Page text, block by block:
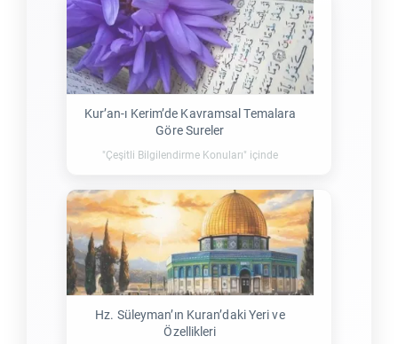
Kur’an-ı Kerim’de Kavramsal Temalara
Göre Sureler
"Çeşitli Bilgilendirme Konuları" içinde
Hz. Süleyman’ın Kuran’daki Yeri ve
Özellikleri